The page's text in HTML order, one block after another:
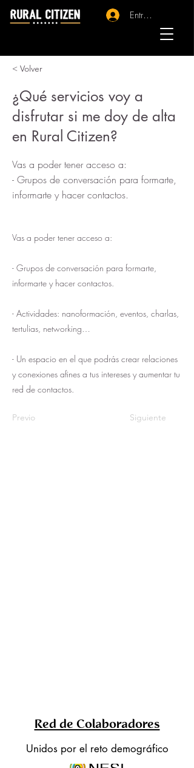
Entrar - Registro
< Volver
¿Qué servicios voy a
disfrutar si me doy de alta
en Rural Citizen?
Vas a poder tener acceso a:
- Grupos de conversación para formarte,
informarte y hacer contactos.
Vas a poder tener acceso a:
- Grupos de conversación para formarte,
informarte y hacer contactos.
- Actividades: nanoformación, eventos, charlas,
tertulias, networking…
- Un espacio en el que podrás crear relaciones
y conexiones afines a tus intereses y aumentar tu
red de contactos.
Previo Siguiente
Red de Colaboradores
Unidos por el reto demográfico